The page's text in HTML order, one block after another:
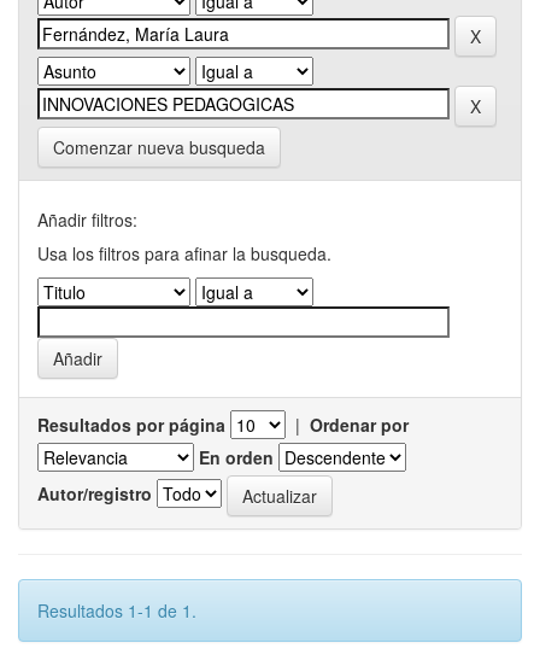
Comenzar nueva busqueda
Añadir filtros:
Usa los filtros para afinar la busqueda.
Resultados por página | Ordenar por
En orden
Autor/registro
Resultados 1-1 de 1.